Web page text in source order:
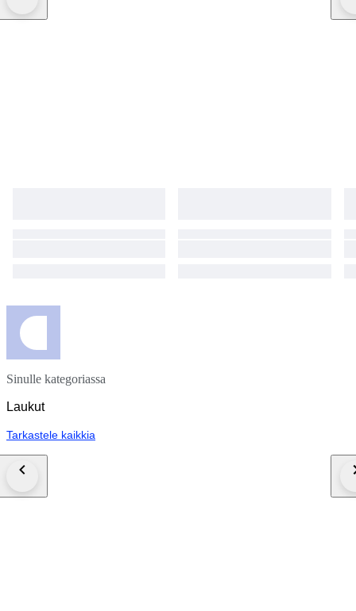
Sinulle kategoriassa
Laukut
Tarkastele kaikkia